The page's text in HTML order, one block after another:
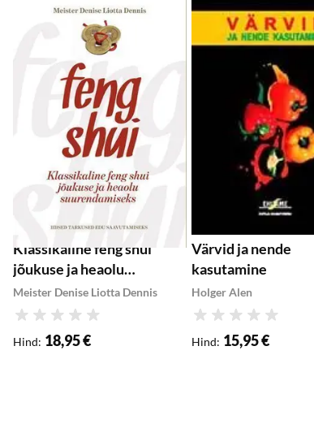
Klassikaline feng shui
jõukuse ja heaolu
suurendamiseks
Meister Denise Liotta Dennis
Hinnang
Hind: 18,95 €
Lisa soovikorvi
Lisa ostukorvi
Värvid ja nende
kasutamine
Holger Alen
Hinnang
Hind: 15,95 €
Lisa ostukorvi